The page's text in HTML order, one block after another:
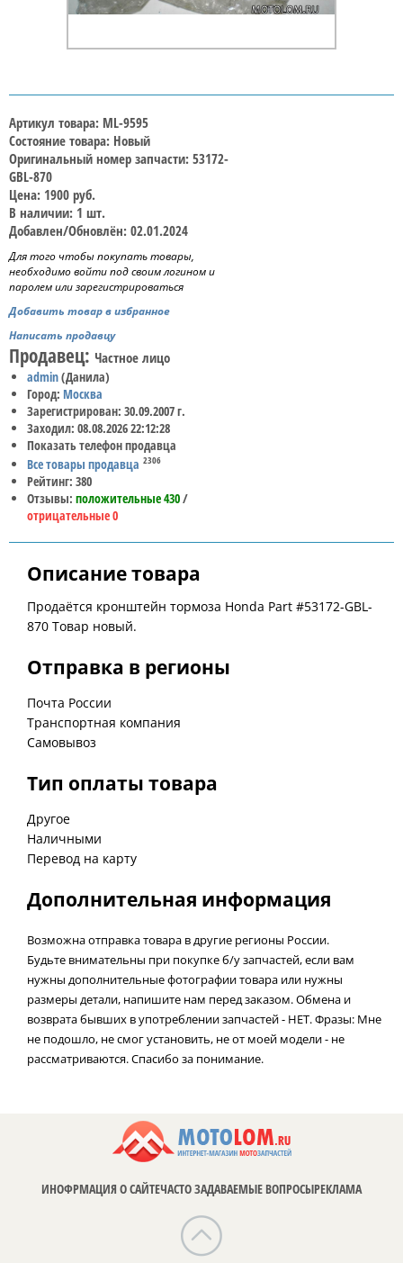
Артикул товара: ML-9595
Состояние товара: Новый
Оригинальный номер запчасти: 53172-
GBL-870
Цена: 1900 руб.
В наличии: 1 шт.
Добавлен/Обновлён: 02.01.2024
Для того чтобы покупать товары,
необходимо войти под своим логином и
паролем или зарегистрироваться
Добавить товар в избранное
Написать продавцу
Продавец: Частное лицо
admin(Данила)
Город: Москва
Зарегистрирован: 30.09.2007 г.
Заходил: 08.08.2026 22:12:28
Показать телефон продавца
Все товары продавца 2306
Рейтинг: 380
Отзывы: положительные 430/
отрицательные 0
Описание товара
Продаётся кронштейн тормоза Honda Part #53172-GBL-
870 Товар новый.
Отправка в регионы
Почта России
Транспортная компания
Самовывоз
Тип оплаты товара
Другое
Наличными
Перевод на карту
Дополнительная информация
Возможна отправка товара в другие регионы России.
Будьте внимательны при покупке б/у запчастей, если вам
нужны дополнительные фотографии товара или нужны
размеры детали, напишите нам перед заказом. Обмена и
возврата бывших в употреблении запчастей - НЕТ. Фразы: Мне
не подошло, не смог установить, не от моей модели - не
рассматриваются. Спасибо за понимание.
ИНОФРМАЦИЯ О САЙТЕЧАСТО ЗАДАВАЕМЫЕ ВОПРОСЫРЕКЛАМА